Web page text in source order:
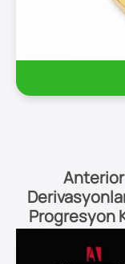
Anterior
Progresyon